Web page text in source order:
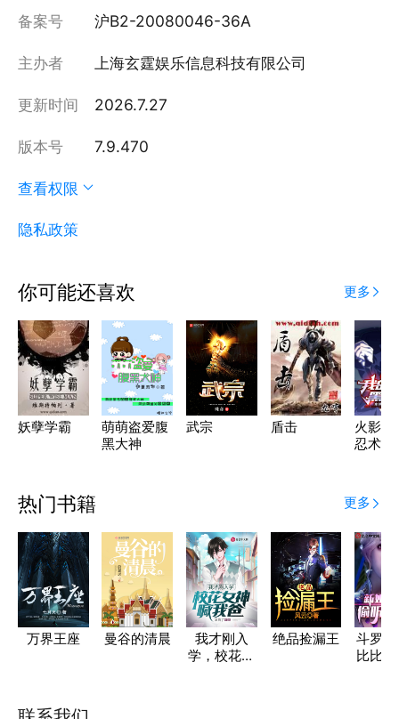
备案号 沪B2-20080046-36A
主办者 上海玄霆娱乐信息科技有限公司
更新时间 2026.7.27
版本号 7.9.470
查看权限
隐私政策
你可能还喜欢 更多
妖孽学霸
萌萌盗爱腹
黑大神
武宗 盾击
火影：
忍术黑
热门书籍 更多
万界王座 曼谷的清晨
我才刚入
学，校花女
绝品捡漏王
斗罗
比比